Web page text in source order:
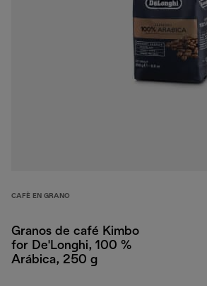
CAFÈ EN GRANO
Granos de café Kimbo
for De'Longhi, 100 %
Arábica, 250 g